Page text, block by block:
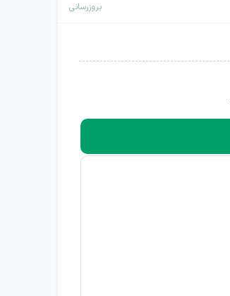
بروزرسانی